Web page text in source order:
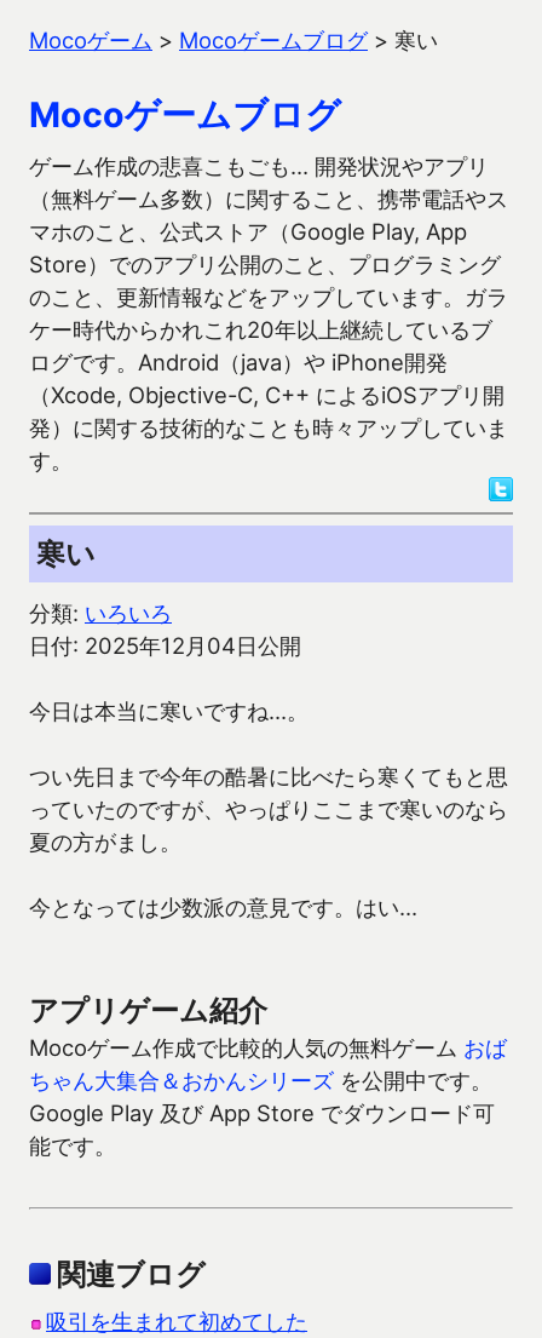
Mocoゲーム > Mocoゲームブログ> 寒い
Mocoゲームブログ
ゲーム作成の悲喜こもごも… 開発状況やアプリ
（無料ゲーム多数）に関すること、携帯電話やス
マホのこと、公式ストア（Google Play, App
Store）でのアプリ公開のこと、プログラミング
のこと、更新情報などをアップしています。ガラ
ケー時代からかれこれ20年以上継続しているブ
ログです。Android（java）や iPhone開発
（Xcode, Objective-C, C++ によるiOSアプリ開
発）に関する技術的なことも時々アップしていま
す。
寒い
分類: いろいろ
日付: 2025年12月04日公開
今日は本当に寒いですね…。
つい先日まで今年の酷暑に比べたら寒くてもと思
っていたのですが、やっぱりここまで寒いのなら
夏の方がまし。
今となっては少数派の意見です。はい…
アプリゲーム紹介
Mocoゲーム作成で比較的人気の無料ゲーム おば
ちゃん大集合＆おかんシリーズ を公開中です。
Google Play 及び App Store でダウンロード可
能です。
関連ブログ
吸引を生まれて初めてした